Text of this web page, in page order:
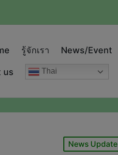
รู้จักเรา News/Event
us Thai
Posted
News Update